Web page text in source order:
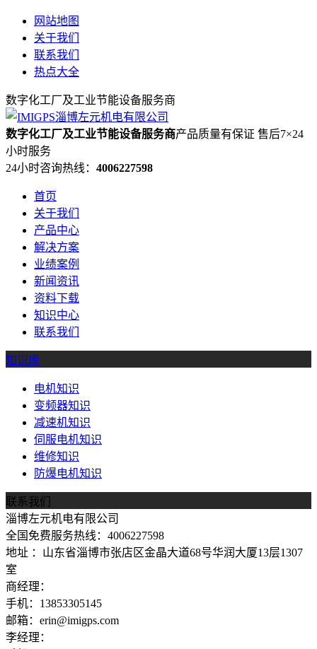
网站地图
关于我们
联系我们
热点大全
数字化工厂及工业节能设备服务商
数字化工厂及工业节能设备服务商产品质量有保证 售后7×24
小时服务
24小时咨询热线： 4006227598
首页
关于我们
产品中心
解决方案
业绩案例
新闻资讯
资料下载
知识中心
联系我们
知识库
电机知识
变频器知识
减速机知识
伺服电机知识
维修知识
防爆电机知识
联系我们
淄博左元机电有限公司
全国免费服务热线：4006227598
地址 ：山东省淄博市张店区金晶大道68号华润大厦13层1307
室
商经理：
手机：13853305145
邮箱：erin@imigps.com
李经理：